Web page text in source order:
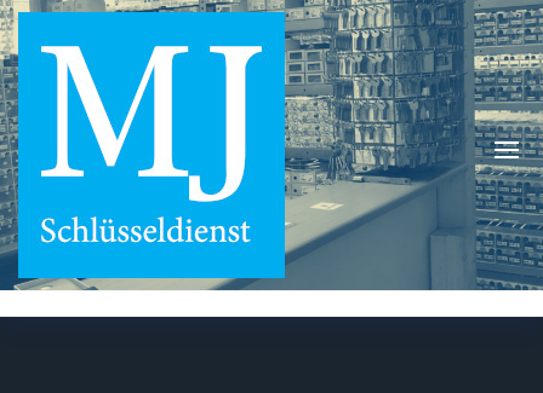
MJ-
Schlüsseldienst
Wuppertaler
Schlüsseldienst
mit Lager &
spezialisiert auf
Autoschlüssel